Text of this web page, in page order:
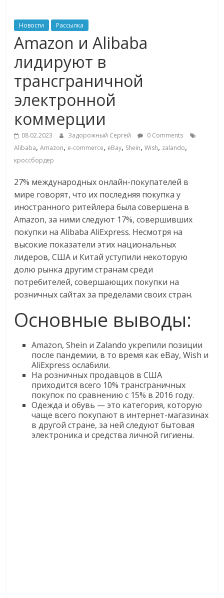
ритейле,
логистике,
технологиях,
соцсетях
Портал
об
онлайн-
торговле,
для
Commerce,
ритейле,
логистике,
технологиях,
соцсетях.
Нам
важно,
как
как
Сеть
меняет
людей
обсудить
изменения
читателем.
Новости Рассылка
Amazon и Alibaba
лидируют в
трансграничной
электронной
коммерции
08.02.2023 Задорожный Сергей
0 Comments
Alibaba,Amazon, e-commerce, eBay, Shein,Wish, zalando,
кроссбордер
27% международных онлайн-покупателей в
мире говорят, что их последняя покупка у
иностранного ритейлера была совершена в
Amazon, за ними следуют 17%, совершивших
покупки на Alibaba AliExpress. Несмотря на
высокие показатели этих национальных
лидеров, США и Китай уступили некоторую
долю рынка другим странам среди
потребителей, совершающих покупки на
розничных сайтах за пределами своих стран.
Основные выводы:
Amazon, Shein и Zalando укрепили позиции
после пандемии, в то время как eBay, Wish и
AliExpress ослабили.
На розничных продавцов в США
приходится всего 10% трансграничных
покупок по сравнению с 15% в 2016 году.
Одежда и обувь — это категория, которую
чаще всего покупают в интернет-магазинах
в другой стране, за ней следуют бытовая
электроника и средства личной гигиены.